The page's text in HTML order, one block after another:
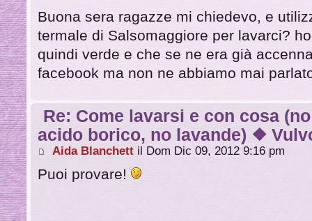
Buona sera ragazze mi chiedevo, e
termale di Salsomaggiore per lavarci?
quindi verde e che se ne era già
facebook ma non ne abbiamo mai
Re: Come lavarsi e con cosa
acido borico, no lavande) ❖
Aida Blanchett il Dom Dic 09, 2012 9:16 pm
Puoi provare!